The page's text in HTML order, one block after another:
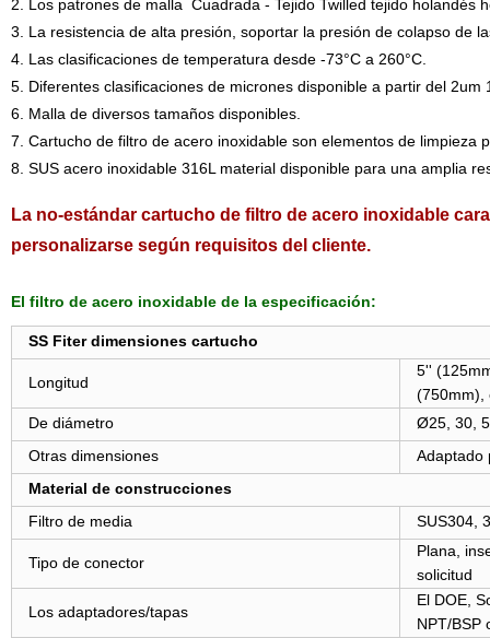
2. Los patrones de malla Cuadrada - Tejido Twilled tejido holandés
3. La resistencia de alta presión, soportar la presión de colapso de
4. Las clasificaciones de temperatura desde -73°C a 260°C.
5. Diferentes clasificaciones de micrones disponible a partir del 2um
6. Malla de diversos tamaños disponibles.
7. Cartucho de filtro de acero inoxidable son elementos de limpieza
8. SUS acero inoxidable 316L material disponible para una amplia
La no-estándar cartucho de filtro de acero inoxidable
personalizarse según requisitos del cliente.
El filtro de acero inoxidable de la especificación:
SS Fiter dimensiones cartucho
Longitud
5''
(750mm),
De diámetro
Ø25, 30,
Otras dimensiones
Adaptado
Material de construcciones
Filtro de media
SUS304,
Tipo de conector
Plana,
solicitud
Los adaptadores/tapas
El DOE,
NPT/BSP